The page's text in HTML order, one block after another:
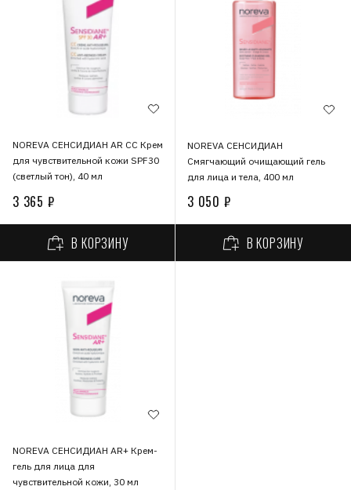
NOREVA СЕНСИДИАН AR СС Крем
для чувствительной кожи SPF30
(светлый тон), 40 мл
3 365 ₽
В КОРЗИНУ
NOREVA СЕНСИДИАН
Смягчающий очищающий гель
для лица и тела, 400 мл
3 050 ₽
В КОРЗИНУ
NOREVA СЕНСИДИАН AR+ Крем-
гель для лица для
чувствительной кожи, 30 мл